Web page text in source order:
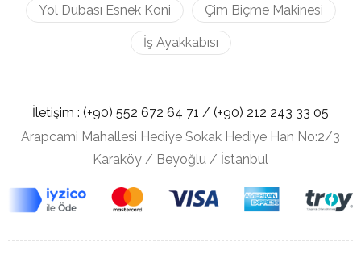
Yol Dubası Esnek Koni Çim Biçme Makinesi
İş Ayakkabısı
İletişim : (+90) 552 672 64 71 / (+90) 212 243 33 05
Arapcami Mahallesi Hediye Sokak Hediye Han No:2/3
Karaköy / Beyoğlu / İstanbul